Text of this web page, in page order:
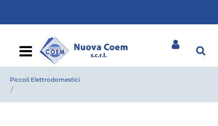
Open
Piccoli Elettrodomestici